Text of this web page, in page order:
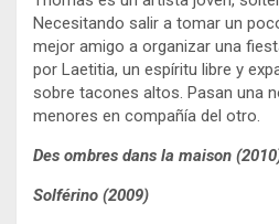
Necesitando salir a tomar un
mejor amigo a organizar una
por Laetitia, un espíritu libre y
sobre tacones altos. Pasan una
menores en compañía del otro.
Des ombres dans la maison
Solférino (2009)